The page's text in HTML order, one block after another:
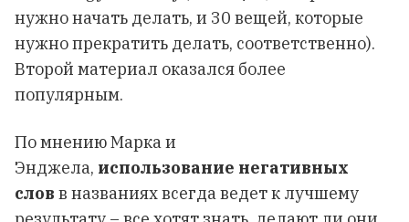
нужно начать делать, и 30 вещей, которые
нужно прекратить делать, соответственно).
Второй материал оказался более
популярным.
По мнению Марка и
Энджела, использование негативных
слов в названиях всегда ведет к лучшему